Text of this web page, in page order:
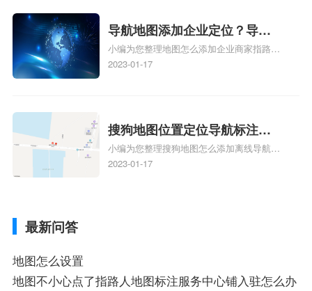
服务中心位置、抖音突然不显示定位了相关
地图标注知识，详情可查看下方正文！
导航地图添加企业定位？导航
定位企业？
小编为您整理地图怎么添加企业商家指路人
地图标注服务中心铺名称、地图怎么添加企
添加企业、地图如何添加企业相关地图标注
知识，详情可查看下方正文！
2023-01-17
搜狗地图位置定位导航标注？
搜狗地图位置定位,导航,标注？
小编为您整理搜狗地图怎么添加离线导航搜
狗地图离线导航怎么用、搜狗地图导航卫星
2023-01-17
最新问答
地图怎么设置
地图不小心点了指路人地图标注服务中心铺入驻怎么办